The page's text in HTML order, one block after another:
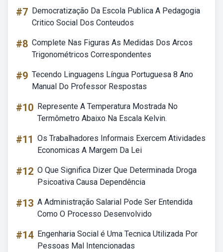
#7 Democratização Da Escola Publica A Pedagogia
Critico Social Dos Conteudos
#8 Complete Nas Figuras As Medidas Dos Arcos
Trigonométricos Correspondentes
#9 Tecendo Linguagens Língua Portuguesa 8 Ano
Manual Do Professor Respostas
#10 Represente A Temperatura Mostrada No
Termômetro Abaixo Na Escala Kelvin.
#11 Os Trabalhadores Informais Exercem Atividades
Economicas A Margem Da Lei
#12 O Que Significa Dizer Que Determinada Droga
Psicoativa Causa Dependência
#13 A Administração Salarial Pode Ser Entendida
Como O Processo Desenvolvido
#14 Engenharia Social é Uma Tecnica Utilizada Por
Pessoas Mal Intencionadas